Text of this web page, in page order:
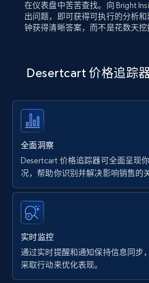
在仪表盘中苦苦查找。向 Bright
出问题，即可获得可执行的分析
钟获得清晰答案，而不是花数天挖
Desertcart 价格追踪
全面洞察
Desertcart 价格追踪器可全面呈现
况，帮助你识别并解决影响销售的
实时监控
通过实时提醒和通知保持信息同步
采取行动来优化表现。